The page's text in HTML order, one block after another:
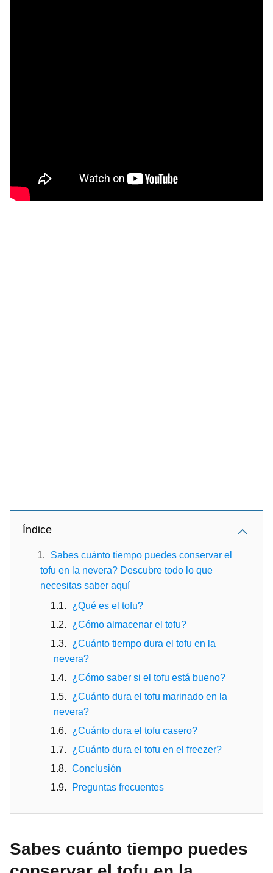
Índice
Sabes cuánto tiempo puedes conservar el
tofu en la nevera? Descubre todo lo que
necesitas saber aquí
¿Qué es el tofu?
¿Cómo almacenar el tofu?
¿Cuánto tiempo dura el tofu en la
nevera?
¿Cómo saber si el tofu está bueno?
¿Cuánto dura el tofu marinado en la
nevera?
¿Cuánto dura el tofu casero?
¿Cuánto dura el tofu en el freezer?
Conclusión
Preguntas frecuentes
Sabes cuánto tiempo puedes